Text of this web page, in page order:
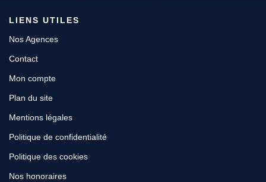
LIENS UTILES
Nos Agences
Contact
Mon compte
Plan du site
Mentions légales
Politique de confidentialité
Politique des cookies
Nos honoraires